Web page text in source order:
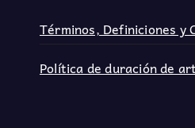
Términos, Definiciones y
Política de duración de